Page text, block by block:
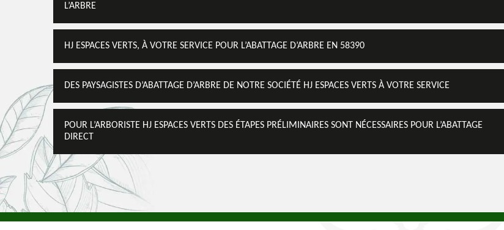
L’ARBRE
HJ ESPACES VERTS, À VOTRE SERVICE POUR L’ABATTAGE D’ARBRE EN 58390
DES PAYSAGISTES D’ABATTAGE D’ARBRE DE NOTRE SOCIÉTÉ HJ ESPACES VERTS À VOTRE SERVICE
POUR L’ARBORISTE HJ ESPACES VERTS DES ÉTAPES PRÉLIMINAIRES SONT NÉCESSAIRES POUR L’ABATTAGE
DIRECT